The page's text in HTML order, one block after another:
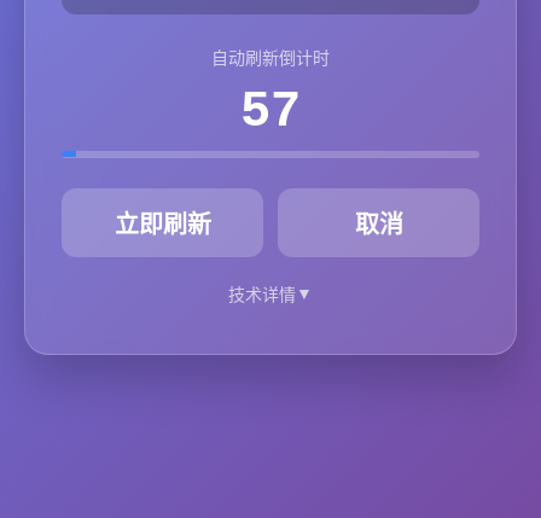
自动刷新倒计时
57
立即刷新 取消
技术详情▼